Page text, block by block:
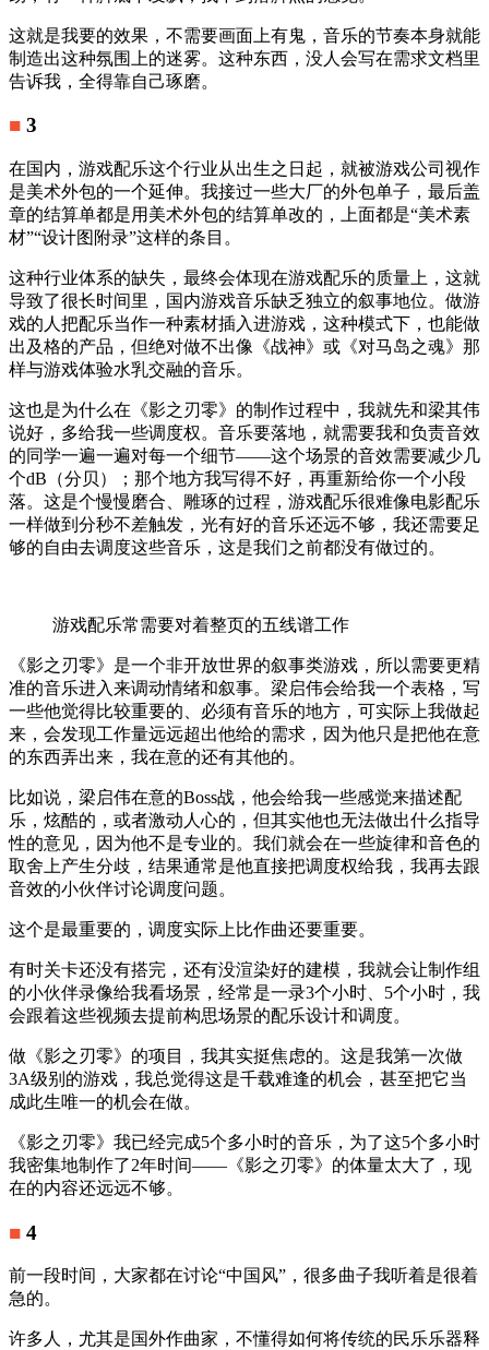
这就是我要的效果，不需要画面上有鬼，音乐的节奏本身就能
制造出这种氛围上的迷雾。这种东西，没人会写在需求文档里
告诉我，全得靠自己琢磨。
■ 3
在国内，游戏配乐这个行业从出生之日起，就被游戏公司视作
是美术外包的一个延伸。我接过一些大厂的外包单子，最后盖
章的结算单都是用美术外包的结算单改的，上面都是“美术素
材”“设计图附录”这样的条目。
这种行业体系的缺失，最终会体现在游戏配乐的质量上，这就
导致了很长时间里，国内游戏音乐缺乏独立的叙事地位。做游
戏的人把配乐当作一种素材插入进游戏，这种模式下，也能做
出及格的产品，但绝对做不出像《战神》或《对马岛之魂》那
样与游戏体验水乳交融的音乐。
这也是为什么在《影之刃零》的制作过程中，我就先和梁其伟
说好，多给我一些调度权。音乐要落地，就需要我和负责音效
的同学一遍一遍对每一个细节——这个场景的音效需要减少几
个dB（分贝）；那个地方我写得不好，再重新给你一个小段
落。这是个慢慢磨合、雕琢的过程，游戏配乐很难像电影配乐
一样做到分秒不差触发，光有好的音乐还远不够，我还需要足
够的自由去调度这些音乐，这是我们之前都没有做过的。
游戏配乐常需要对着整页的五线谱工作
《影之刃零》是一个非开放世界的叙事类游戏，所以需要更精
准的音乐进入来调动情绪和叙事。梁启伟会给我一个表格，写
一些他觉得比较重要的、必须有音乐的地方，可实际上我做起
来，会发现工作量远远超出他给的需求，因为他只是把他在意
的东西弄出来，我在意的还有其他的。
比如说，梁启伟在意的Boss战，他会给我一些感觉来描述配
乐，炫酷的，或者激动人心的，但其实他也无法做出什么指导
性的意见，因为他不是专业的。我们就会在一些旋律和音色的
取舍上产生分歧，结果通常是他直接把调度权给我，我再去跟
音效的小伙伴讨论调度问题。
这个是最重要的，调度实际上比作曲还要重要。
有时关卡还没有搭完，还有没渲染好的建模，我就会让制作组
的小伙伴录像给我看场景，经常是一录3个小时、5个小时，我
会跟着这些视频去提前构思场景的配乐设计和调度。
做《影之刃零》的项目，我其实挺焦虑的。这是我第一次做
3A级别的游戏，我总觉得这是千载难逢的机会，甚至把它当
成此生唯一的机会在做。
《影之刃零》我已经完成5个多小时的音乐，为了这5个多小时
我密集地制作了2年时间——《影之刃零》的体量太大了，现
在的内容还远远不够。
■ 4
前一段时间，大家都在讨论“中国风”，很多曲子我听着是很着
急的。
许多人，尤其是国外作曲家，不懂得如何将传统的民乐乐器释